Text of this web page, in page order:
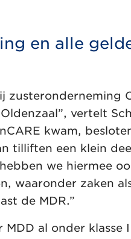
en alle
zusteronderneming
vertelt
kwam,
tilliften een klein
we hiermee
waaronder zaken
de MDR.”
al onder klasse I